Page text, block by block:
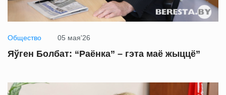
Общество 05 мая'26
Яўген Болбат: “Раёнка” – гэта маё жыццё”